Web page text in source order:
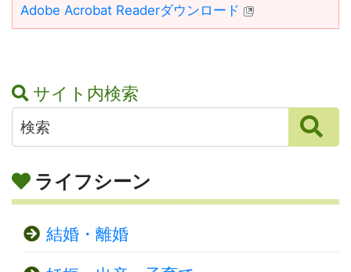
Adobe Acrobat Readerダウンロード
サイト内検索
ライフシーン
結婚・離婚